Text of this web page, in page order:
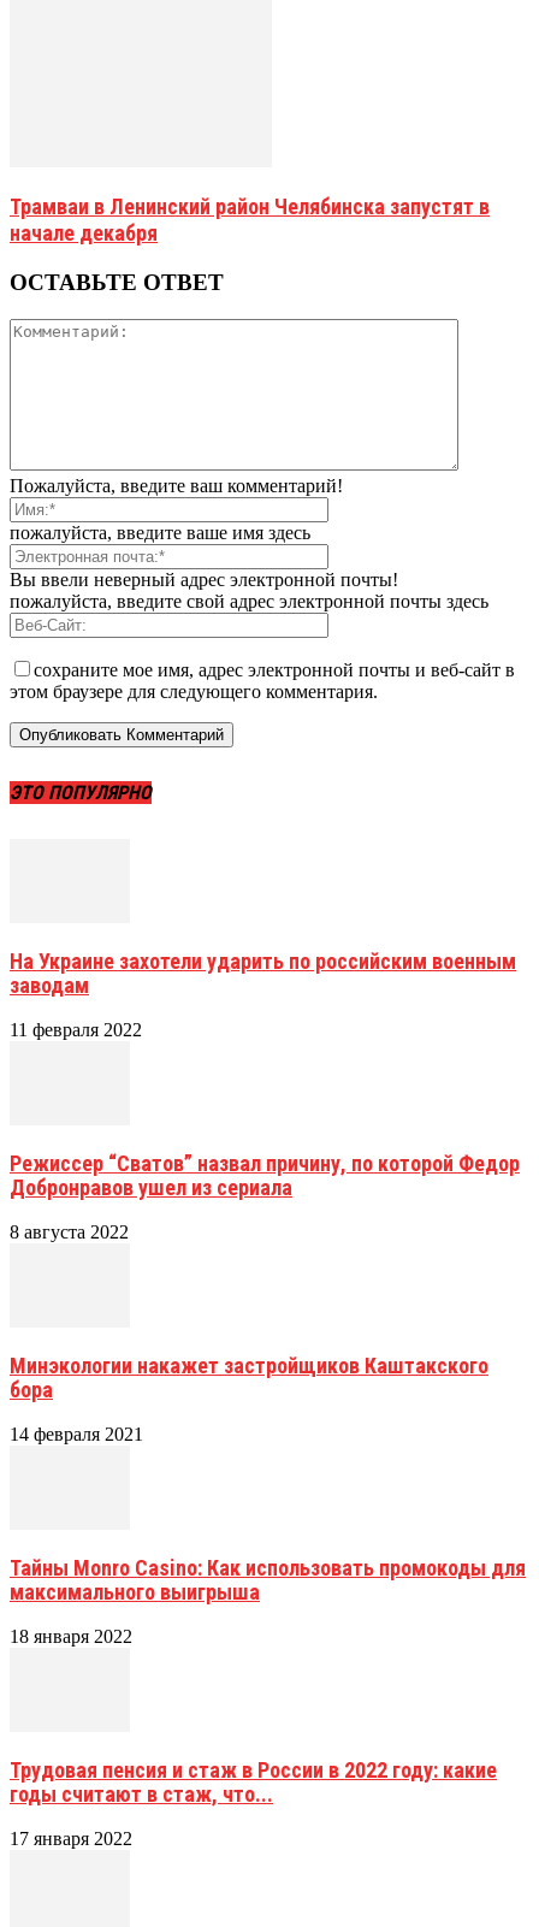
Трамваи в Ленинский район Челябинска запустят в
начале декабря
ОСТАВЬТЕ ОТВЕТ
Пожалуйста, введите ваш комментарий!
пожалуйста, введите ваше имя здесь
Вы ввели неверный адрес электронной почты!
пожалуйста, введите свой адрес электронной почты здесь
сохраните мое имя, адрес электронной почты и веб-сайт в
этом браузере для следующего комментария.
ЭТО ПОПУЛЯРНО
На Украине захотели ударить по российским военным
заводам
11 февраля 2022
Режиссер “Сватов” назвал причину, по которой Федор
Добронравов ушел из сериала
8 августа 2022
Минэкологии накажет застройщиков Каштакского
бора
14 февраля 2021
Тайны Monro Casino: Как использовать промокоды для
максимального выигрыша
18 января 2022
Трудовая пенсия и стаж в России в 2022 году: какие
годы считают в стаж, что...
17 января 2022